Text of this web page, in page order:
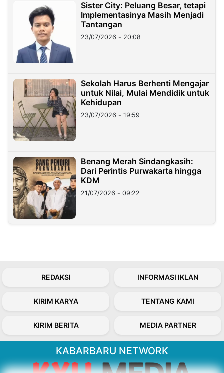
Sister City: Peluang Besar, tetapi
Implementasinya Masih Menjadi
Tantangan
23/07/2026 - 20:08
Sekolah Harus Berhenti Mengajar
untuk Nilai, Mulai Mendidik untuk
Kehidupan
23/07/2026 - 19:59
Benang Merah Sindangkasih:
Dari Perintis Purwakarta hingga
KDM
21/07/2026 - 09:22
REDAKSI INFORMASI IKLAN
KIRIM KARYA TENTANG KAMI
KIRIM BERITA MEDIA PARTNER
KABARBARU NETWORK